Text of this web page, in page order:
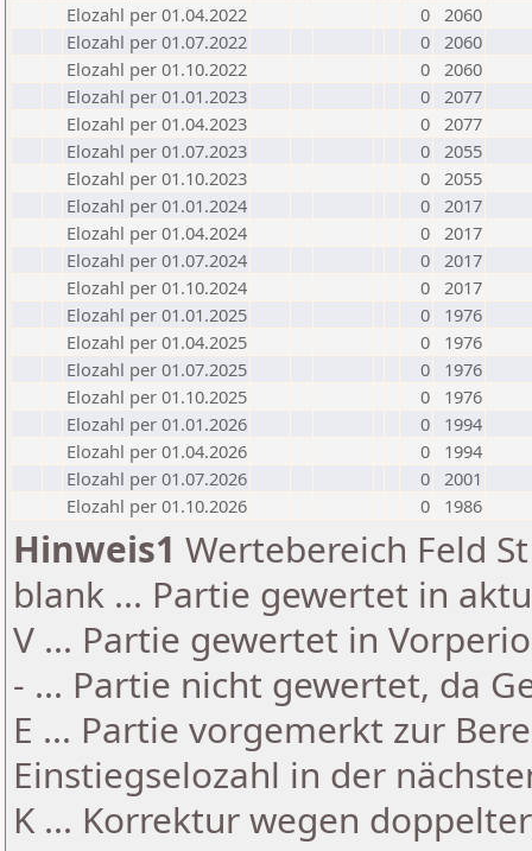
Elozahl per 01.04.2022
0 2060
Elozahl per 01.07.2022
0 2060
Elozahl per 01.10.2022
0 2060
Elozahl per 01.01.2023
0 2077
Elozahl per 01.04.2023
0 2077
Elozahl per 01.07.2023
0 2055
Elozahl per 01.10.2023
0 2055
Elozahl per 01.01.2024
0 2017
Elozahl per 01.04.2024
0 2017
Elozahl per 01.07.2024
0 2017
Elozahl per 01.10.2024
0 2017
Elozahl per 01.01.2025
0
1976
Elozahl per 01.04.2025
0
1976
Elozahl per 01.07.2025
0
1976
Elozahl per 01.10.2025
0
1976
Elozahl per 01.01.2026
0
1994
Elozahl per 01.04.2026
0
1994
Elozahl per 01.07.2026
0 2001
Elozahl per 01.10.2026
0 1986
Hinweis1 Wertebereich Feld
blank ... Partie gewertet in
V ... Partie gewertet in
- ... Partie nicht gewertet, da
E ... Partie vorgemerkt zur
Einstiegselozahl in der
K ... Korrektur wegen